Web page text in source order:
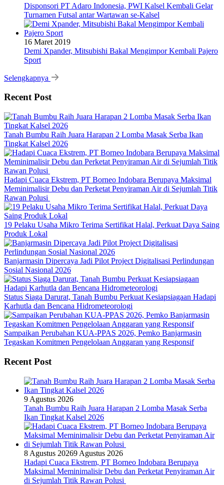
Disponsori PT Adaro Indonesia, PWI Kalsel Kembali Gelar
Turnamen Futsal antar Wartawan se-Kalsel
16 Maret 2019
Demi Xpander, Mitsubishi Bakal Mengimpor Kembali Pajero
Sport
Selengkapnya
Recent Post
Tanah Bumbu Raih Juara Harapan 2 Lomba Masak Serba Ikan
Tingkat Kalsel 2026
Hadapi Cuaca Ekstrem, PT Borneo Indobara Berupaya Maksimal
Meminimalisir Debu dan Perketat Penyiraman Air di Sejumlah Titik
Rawan Polusi
19 Pelaku Usaha Mikro Terima Sertifikat Halal, Perkuat Daya Saing
Produk Lokal
Banjarmasin Dipercaya Jadi Pilot Project Digitalisasi Perlindungan
Sosial Nasional 2026
Status Siaga Darurat, Tanah Bumbu Perkuat Kesiapsiagaan Hadapi
Karhutla dan Bencana Hidrometeorologi
Sampaikan Perubahan KUA-PPAS 2026, Pemko Banjarmasin
Tegaskan Komitmen Pengelolaan Anggaran yang Responsif
Recent Post
9 Agustus 2026
Tanah Bumbu Raih Juara Harapan 2 Lomba Masak Serba
Ikan Tingkat Kalsel 2026
8 Agustus 20269 Agustus 2026
Hadapi Cuaca Ekstrem, PT Borneo Indobara Berupaya
Maksimal Meminimalisir Debu dan Perketat Penyiraman Air
di Sejumlah Titik Rawan Polusi